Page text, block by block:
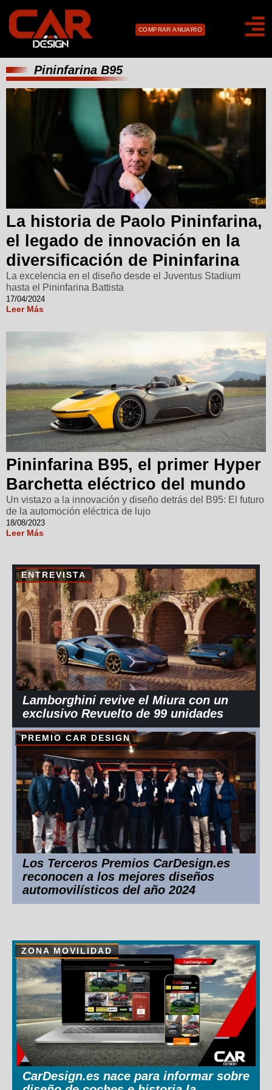
COMPRAR ANUARIO
Pininfarina B95
La historia de Paolo Pininfarina,
el legado de innovación en la
diversificación de Pininfarina
La excelencia en el diseño desde el Juventus Stadium
hasta el Pininfarina Battista
17/04/2024
Leer Más
Pininfarina B95, el primer Hyper
Barchetta eléctrico del mundo
Un vistazo a la innovación y diseño detrás del B95: El futuro
de la automoción eléctrica de lujo
18/08/2023
Leer Más
ENTREVISTA
Lamborghini revive el Miura con un
exclusivo Revuelto de 99 unidades
PREMIO CAR DESIGN
Los Terceros Premios CarDesign.es
reconocen a los mejores diseños
automovilísticos del año 2024
ZONA MOVILIDAD
CarDesign.es nace para informar sobre